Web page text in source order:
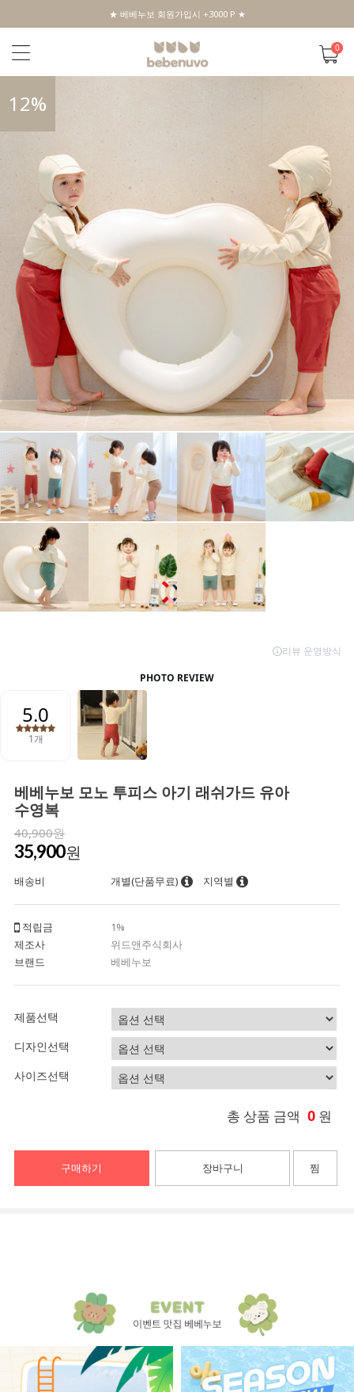
★ 베베누보 회원가입시 +3000 P ★
0
12%
베베누보 모노 투피스 아기 래쉬가드 유아
수영복
40,900원
35,900원
배송비 개별(단품무료) 지역별
적립금
1%
제조사
위드앤주식회사
브랜드
베베누보
제품선택
디자인선택
사이즈선택
총 상품 금액 0 원
구매하기 장바구니 찜